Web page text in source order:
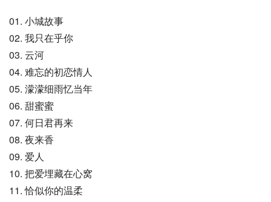
01. 小城故事
02. 我只在乎你
03. 云河
04. 难忘的初恋情人
05. 濛濛细雨忆当年
06. 甜蜜蜜
07. 何日君再来
08. 夜来香
09. 爱人
10. 把爱埋藏在心窝
11. 恰似你的温柔